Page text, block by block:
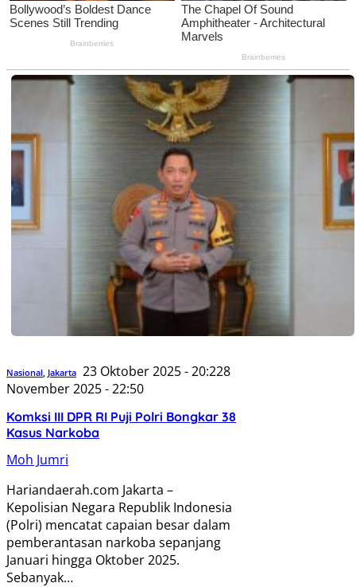
Nasional, Jakarta 23 Oktober 2025 - 20:228
November 2025 - 22:50
Komksi III DPR RI Puji Polri Bongkar 38
Kasus Narkoba
Moh Jumri
Hariandaerah.com Jakarta –
Kepolisian Negara Republik Indonesia
(Polri) mencatat capaian besar dalam
pemberantasan narkoba sepanjang
Januari hingga Oktober 2025.
Sebanyak…